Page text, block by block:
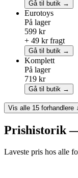
Gå til butik →
Eurotoys
På lager
599 kr
+ 49 kr fragt
Gå til butik →
Komplett
På lager
719 kr
Gå til butik →
Vis alle 15 forhandlere ↓
Prishistorik —
Laveste pris hos alle